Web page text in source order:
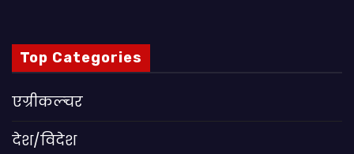
Top Categories
एग्रीकल्चर
देश/विदेश